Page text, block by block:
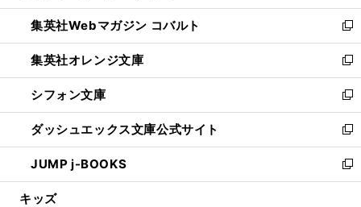
開
く
ウ
で
開
く
ン
ド
ウ
で
開
く
ウ
ィ
ン
ド
ウ
で
開
く
集英社Webマガジン コバルト
新
し
い
ウ
ィ
ン
ド
ウ
で
開
集英社オレンジ文庫
新
し
い
ウ
ィ
ン
ド
ウ
シフォン文庫
新
し
い
ウ
ィ
ン
ダッシュエックス文庫公式サイト
新
し
い
ウ
JUMP j-BOOKS
新
し
キッズ